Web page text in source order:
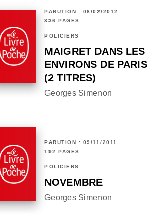
PARUTION : 08/02/2012
336 PAGES
POLICIERS
MAIGRET DANS LES
ENVIRONS DE PARIS
(2 TITRES)
Georges Simenon
PARUTION : 09/11/2011
192 PAGES
POLICIERS
NOVEMBRE
Georges Simenon